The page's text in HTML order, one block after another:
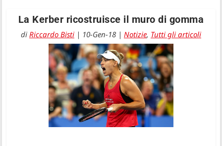
La Kerber ricostruisce il muro di gomma
di Riccardo Bisti | 10-Gen-18 | Notizie, Tutti gli articoli